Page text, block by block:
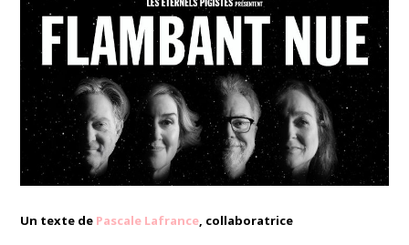
Un texte de Pascale Lafrance, collaboratrice